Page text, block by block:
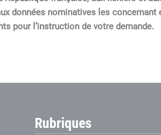
données nominatives les
pour l’instruction de votre demande.
Rubriques